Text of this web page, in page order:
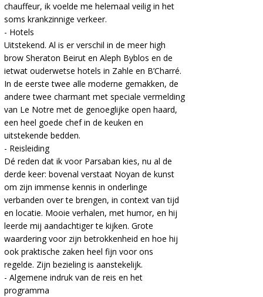
chauffeur, ik voelde me helemaal veilig in het
soms krankzinnige verkeer.
- Hotels
Uitstekend. Al is er verschil in de meer high
brow Sheraton Beirut en Aleph Byblos en de
ietwat ouderwetse hotels in Zahle en B’Charré.
In de eerste twee alle moderne gemakken, de
andere twee charmant met speciale vermelding
van Le Notre met de genoeglijke open haard,
een heel goede chef in de keuken en
uitstekende bedden.
- Reisleiding
Dé reden dat ik voor Parsaban kies, nu al de
derde keer: bovenal verstaat Noyan de kunst
om zijn immense kennis in onderlinge
verbanden over te brengen, in context van tijd
en locatie. Mooie verhalen, met humor, en hij
leerde mij aandachtiger te kijken. Grote
waardering voor zijn betrokkenheid en hoe hij
ook praktische zaken heel fijn voor ons
regelde. Zijn bezieling is aanstekelijk.
- Algemene indruk van de reis en het
programma